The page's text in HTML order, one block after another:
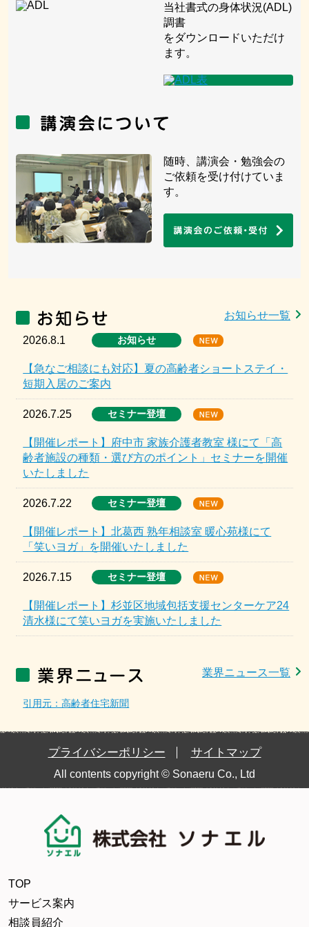
当社書式の身体状況(ADL)
調書
をダウンロードいただけ
ます。
随時、講演会・勉強会の
ご依頼を受け付けていま
す。
お知らせ一覧
2026.8.1 お知らせ
【急なご相談にも対応】夏の高齢者ショートステイ・
短期入居のご案内
2026.7.25 セミナー登壇
【開催レポート】府中市 家族介護者教室 様にて「高
齢者施設の種類・選び方のポイント」セミナーを開催
いたしました
2026.7.22 セミナー登壇
【開催レポート】北葛西 熟年相談室 暖心苑様にて
「笑いヨガ」を開催いたしました
2026.7.15 セミナー登壇
【開催レポート】杉並区地域包括支援センターケア24
清水様にて笑いヨガを実施いたしました
業界ニュース一覧
引用元：高齢者住宅新聞
プライバシーポリシー サイトマップ
All contents copyright © Sonaeru Co., Ltd
TOP
サービス案内
相談員紹介